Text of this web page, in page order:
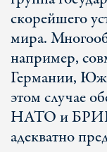
скорейшего
мира.
например,
Германии,
этом случае
НАТО и
адекватно